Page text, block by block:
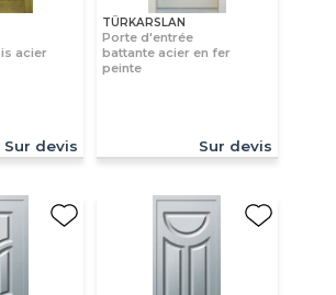
acier
Sur devis
TÜRKARSLAN
Porte d'entrée
battante acier en fer
peinte
Sur devis